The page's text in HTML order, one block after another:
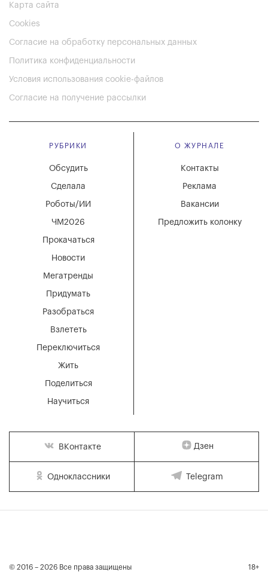
Карта сайта
Cookies
Согласие на обработку персональных данных
Политика конфиденциальности
Условия использования cookie-файлов
Согласие на получение рассылки
РУБРИКИ
Мегатренды
Придумать
Разобраться
Взлететь
Новости
Переключиться
Жить
Поделиться
Научиться
Обсудить
Сделала
Роботы/ИИ
ЧМ2026
Прокачаться
О ЖУРНАЛЕ
Вакансии
Реклама
Контакты
Предложить колонку
ВКонтакте Дзен
Одноклассники Telegram
© 2016 – 2026 Все права защищены 18+